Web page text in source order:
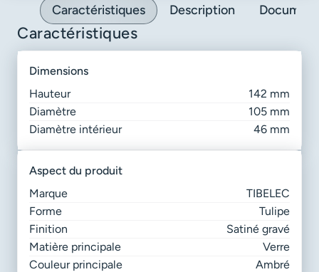
Caractéristiques Description
Caractéristiques
dimensions
Hauteur
142 mm
Diamètre
105 mm
Diamètre intérieur
46 mm
aspect du produit
Marque
TIBELEC
Forme
Tulipe
Finition
Satiné gravé
Matière principale
Verre
Couleur principale
Ambré